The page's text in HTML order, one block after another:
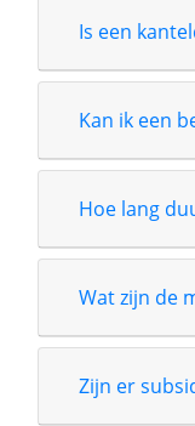
Is een
Kan ik een
Hoe lang
Wat zijn de
Zijn er